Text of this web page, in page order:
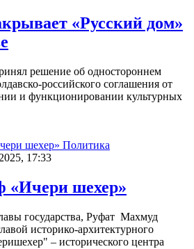
«Русский дом»
решение об одностороннем
российского соглашения от
и функционировании культурных
Политика
17:33
шехер»
государства, Руфат Махмуд
историко-архитектурного
– исторического центра